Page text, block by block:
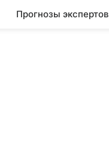
Прогнозы экспертов